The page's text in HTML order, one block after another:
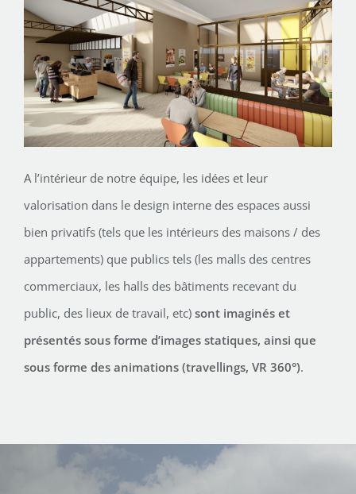
A l’intérieur de notre équipe, les idées et leur
valorisation dans le design interne des espaces aussi
bien privatifs (tels que les intérieurs des maisons / des
appartements) que publics tels (les malls des centres
commerciaux, les halls des bâtiments recevant du
public, des lieux de travail, etc) sont imaginés et
présentés sous forme d’images statiques, ainsi que
sous forme des animations (travellings, VR 360°).